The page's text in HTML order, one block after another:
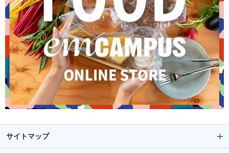
サイトマップ